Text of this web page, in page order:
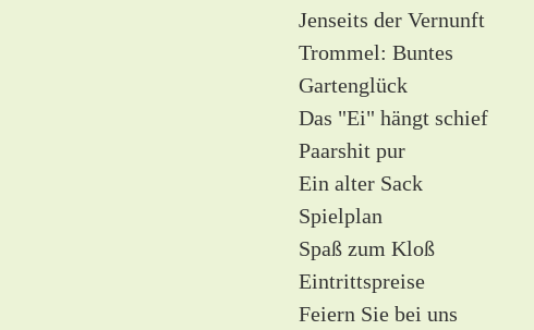
Jenseits der Vernunft
Trommel: Buntes
Gartenglück
Das "Ei" hängt schief
Paarshit pur
Ein alter Sack
Spielplan
Spaß zum Kloß
Eintrittspreise
Feiern Sie bei uns